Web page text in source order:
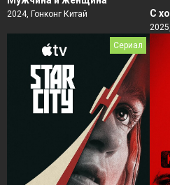
2024, Гонконг Китай С
Сериал